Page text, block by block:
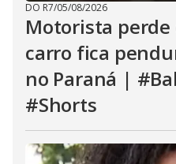
DO R7/05/08/2026
Motorista perde
carro fica
no Paraná |
#Shorts